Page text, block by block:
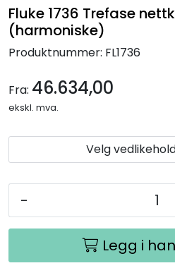
Fluke 1736 Trefase
(harmoniske)
Produktnummer: FL1736
Fra: 46.634,00
ekskl. mva.
Velg
-
Legg i
Maskinvern &
Tilbehør
Outlet